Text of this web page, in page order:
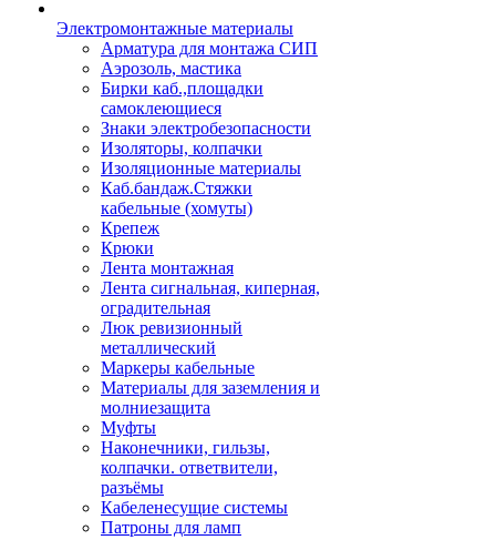
Электромонтажные материалы
Арматура для монтажа СИП
Аэрозоль, мастика
Бирки каб.,площадки
самоклеющиеся
Знаки электробезопасности
Изоляторы, колпачки
Изоляционные материалы
Каб.бандаж.Стяжки
кабельные (хомуты)
Крепеж
Крюки
Лента монтажная
Лента сигнальная, киперная,
оградительная
Люк ревизионный
металлический
Маркеры кабельные
Материалы для заземления и
молниезащита
Муфты
Наконечники, гильзы,
колпачки. ответвители,
разъёмы
Кабеленесущие системы
Патроны для ламп